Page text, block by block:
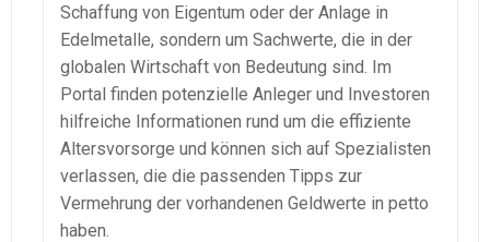
Schaffung von Eigentum oder der Anlage in
Edelmetalle, sondern um Sachwerte, die in der
globalen Wirtschaft von Bedeutung sind. Im
Portal finden potenzielle Anleger und Investoren
hilfreiche Informationen rund um die effiziente
Altersvorsorge und können sich auf Spezialisten
verlassen, die die passenden Tipps zur
Vermehrung der vorhandenen Geldwerte in petto
haben.